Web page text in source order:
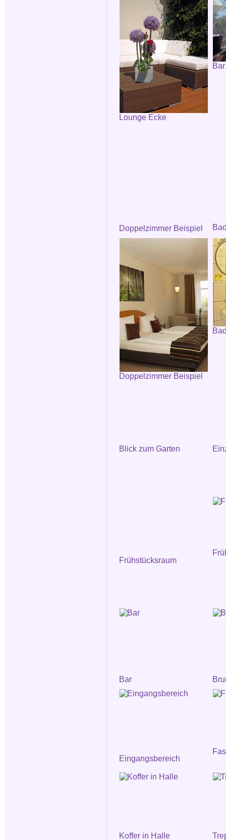
Lounge Ecke
Doppelzimmer Beispiel
Doppelzimmer Beispiel
Blick zum Garten
Frühstücksraum
Bar
Eingangsbereich
Koffer in Halle